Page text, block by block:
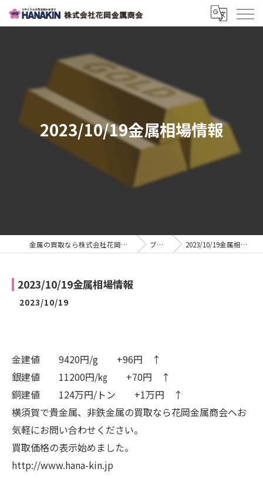
2023/10/19金属相場情報
金属の買取なら株式会社花岡金属商会 ブログ 2023/10/19金属相場情報
2023/10/19金属相場情報
2023/10/19
金建値 9420円/g +96円 ↑
銀建値 11200円/㎏ +70円 ↑
銅建値 124万円/トン +1万円 ↑
横須賀で貴金属、非鉄金属の買取なら花岡金属商会へお
気軽にお問い合わせください。
買取価格の表示始めました。
http://www.hana-kin.jp